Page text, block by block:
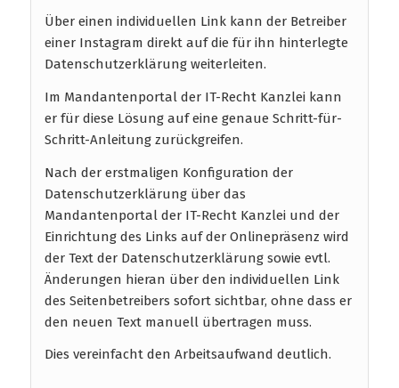
Über einen individuellen Link kann der Betreiber
einer Instagram direkt auf die für ihn hinterlegte
Datenschutzerklärung weiterleiten.
Im Mandantenportal der IT-Recht Kanzlei kann
er für diese Lösung auf eine genaue Schritt-für-
Schritt-Anleitung zurückgreifen.
Nach der erstmaligen Konfiguration der
Datenschutzerklärung über das
Mandantenportal der IT-Recht Kanzlei und der
Einrichtung des Links auf der Onlinepräsenz wird
der Text der Datenschutzerklärung sowie evtl.
Änderungen hieran über den individuellen Link
des Seitenbetreibers sofort sichtbar, ohne dass er
den neuen Text manuell übertragen muss.
Dies vereinfacht den Arbeitsaufwand deutlich.